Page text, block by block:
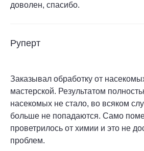
доволен, спасибо.
Руперт
Заказывал обработку от
мастерской. Результатом
насекомых не стало, во всяком
больше не попадаются. Само
проветрилось от химии и это не
проблем.